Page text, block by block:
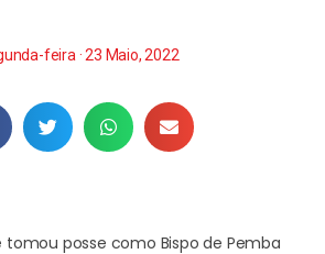
feira · 23 Maio, 2022
tomou posse como Bispo de Pemba